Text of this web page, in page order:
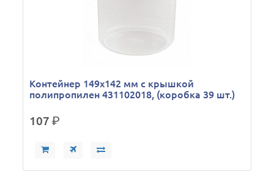
Контейнер 149х142 мм с крышкой
полипропилен 431102018, (коробка 39 шт.)
107р.